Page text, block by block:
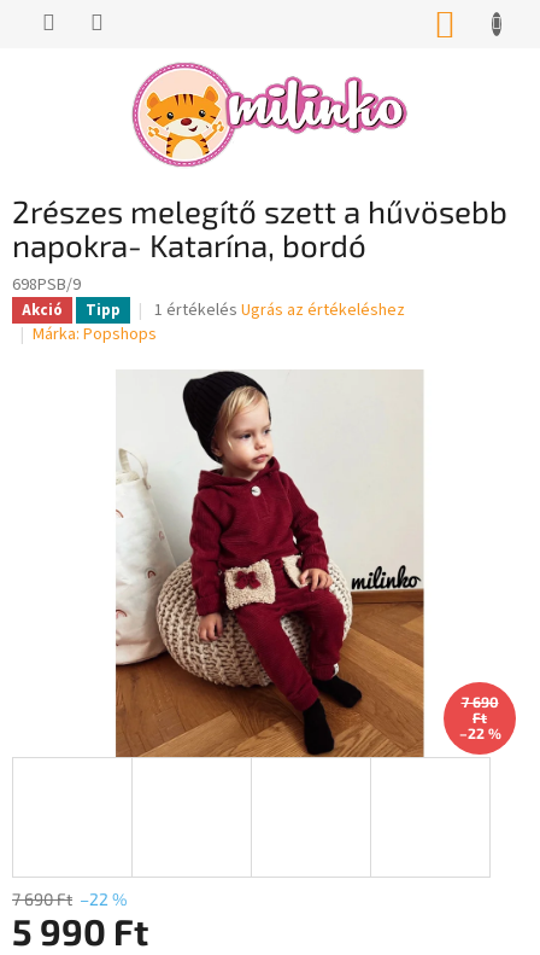
KOSÁR
2részes melegítő szett a hűvösebb
napokra- Katarína, bordó
698PSB/9
Akció Tipp
A
termék
értékelése
csillag.
1 értékelés Ugrás az értékeléshez
Márka: Popshops
7 690
Ft
–22 %
7 690 Ft –22 %
5 990 Ft